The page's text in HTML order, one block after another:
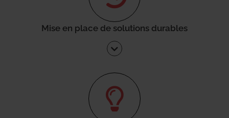
Mise en place de solutions durables